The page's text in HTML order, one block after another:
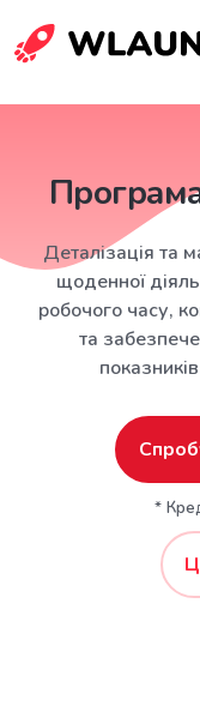
Деталізація та
щоденної
робочого часу,
та
*